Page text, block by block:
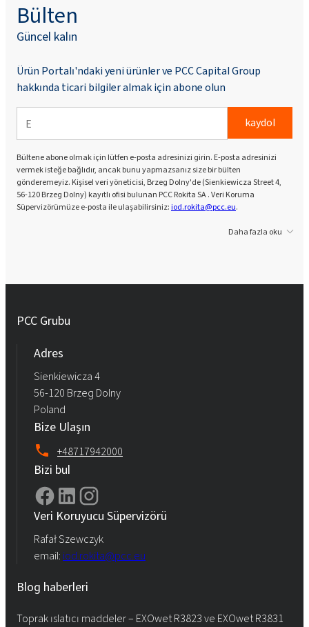
Bülten
Güncel kalın
Ürün Portalı'ndaki yeni ürünler ve PCC Capital Group
hakkında ticari bilgiler almak için abone olun
kaydol
Bültene abone olmak için lütfen e-posta adresinizi girin. E-posta adresinizi
vermek isteğe bağlıdır, ancak bunu yapmazsanız size bir bülten
gönderemeyiz. Kişisel veri yöneticisi, Brzeg Dolny'de (Sienkiewicza Street 4,
56-120 Brzeg Dolny) kayıtlı ofisi bulunan PCC Rokita SA . Veri Koruma
Süpervizörümüze e-posta ile ulaşabilirsiniz:iod.rokita@pcc.eu.
Daha fazla oku
PCC Grubu
Adres
Sienkiewicza 4
56-120 Brzeg Dolny
Poland
Bize Ulaşın
+48717942000
Bizi bul
Veri Koruyucu Süpervizörü
Rafał Szewczyk
email: iod.rokita@pcc.eu
Blog haberleri
Toprak ıslatıcı maddeler – EXOwet R3823 ve EXOwet R3831